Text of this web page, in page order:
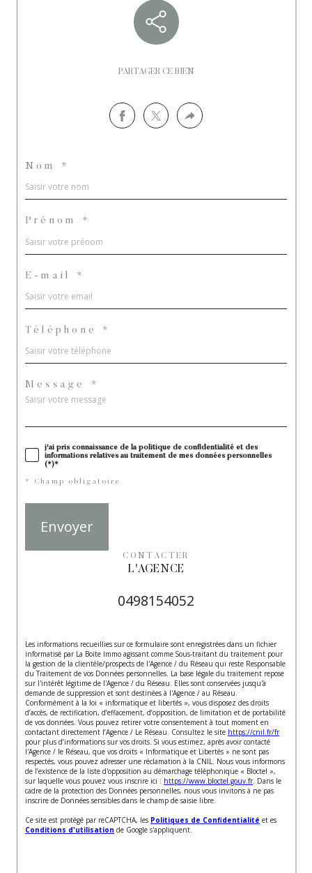
PARTAGER CE BIEN
Nom *
Prénom *
E-mail *
Téléphone *
Message *
j'ai pris connaissance de la politique de confidentialité et des
informations relatives au traitement de mes données personnelles
(*)*
* Champ obligatoire
Envoyer
CONTACTER
L'AGENCE
0498154052
Les informations recueillies sur ce formulaire sont enregistrées dans un fichier
informatisé par La Boite Immo agissant comme Sous-traitant du traitement pour
la gestion de la clientèle/prospects de l'Agence / du Réseau qui reste Responsable
du Traitement de vos Données personnelles. La base légale du traitement repose
sur l'intérêt légitime de l'Agence / du Réseau. Elles sont conservées jusqu'à
demande de suppression et sont destinées à l'Agence / au Réseau.
Conformément à la loi « informatique et libertés », vous disposez des droits
d’accès, de rectification, d’effacement, d’opposition, de limitation et de portabilité
de vos données. Vous pouvez retirer votre consentement à tout moment en
contactant directement l’Agence / Le Réseau. Consultez le site https://cnil.fr/fr
pour plus d’informations sur vos droits. Si vous estimez, après avoir contacté
l'Agence / le Réseau, que vos droits « Informatique et Libertés » ne sont pas
respectés, vous pouvez adresser une réclamation à la CNIL. Nous vous informons
de l’existence de la liste d'opposition au démarchage téléphonique « Bloctel »,
sur laquelle vous pouvez vous inscrire ici : https://www.bloctel.gouv.fr . Dans le
cadre de la protection des Données personnelles, nous vous invitons à ne pas
inscrire de Données sensibles dans le champ de saisie libre.
Ce site est protégé par reCAPTCHA, les Politiques de Confidentialité et es
Conditions d'utilisation de Google s'appliquent.